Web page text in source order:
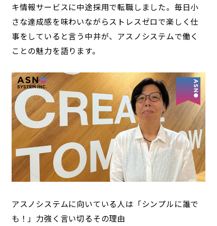
キ情報サービスに中途採用で転職しました。毎日小
さな達成感を味わいながらストレスゼロで楽しく仕
事をしていると言う中井が、アスノシステムで働く
ことの魅力を語ります。
アスノシステムに向いている人は「シンプルに誰で
も！」力強く言い切るその理由